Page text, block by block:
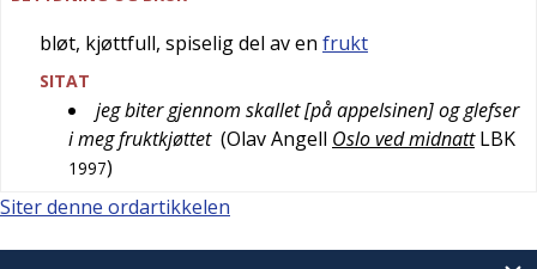
bløt, kjøttfull, spiselig del av en frukt
SITAT
jeg biter gjennom skallet [på appelsinen] og glefser
i meg fruktkjøttet (Olav Angell Oslo ved midnatt LBK
1997)
Siter denne ordartikkelen